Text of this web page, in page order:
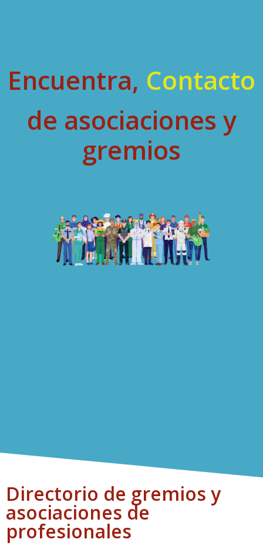
Encuentra, Contacto
de asociaciones y
gremios
Directorio de gremios y
asociaciones de
profesionales